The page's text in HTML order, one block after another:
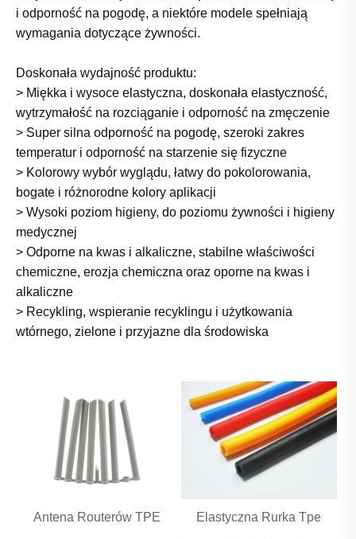
i odporność na pogodę, a niektóre modele spełniają
wymagania dotyczące żywności.
Doskonała wydajność produktu:
> Miękka i wysoce elastyczna, doskonała elastyczność,
wytrzymałość na rozciąganie i odporność na zmęczenie
> Super silna odporność na pogodę, szeroki zakres
temperatur i odporność na starzenie się fizyczne
> Kolorowy wybór wyglądu, łatwy do pokolorowania,
bogate i różnorodne kolory aplikacji
> Wysoki poziom higieny, do poziomu żywności i higieny
medycznej
> Odporne na kwas i alkaliczne, stabilne właściwości
chemiczne, erozja chemiczna oraz oporne na kwas i
alkaliczne
> Recykling, wspieranie recyklingu i użytkowania
wtórnego, zielone i przyjazne dla środowiska
Antena Routerów TPE Elastyczna Rurka Tpe